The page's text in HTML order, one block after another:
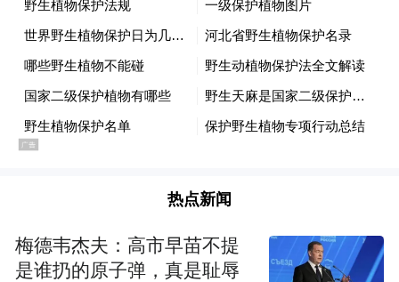
飞集团有限公司承办。论坛期间，中国汽车
战略与政策研究中心发布了燃料电池汽车示
范应用典型案例集，总结了我国燃料电池汽
车示范应用最新成果。吕梁市人民政府发布
氢能发展指数，山西省氢能发展综合指数明
特汽氢能重卡新车型。
论坛不仅为国内外氢能领域搭建了高效交流
热点新闻
梅德韦杰夫：高市早苗不提
是谁扔的原子弹，真是耻辱